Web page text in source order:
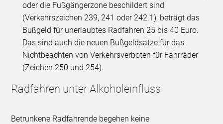
oder die Fußgängerzone beschildert sind
(Verkehrszeichen 239, 241 oder 242.1), beträgt das
Bußgeld für unerlaubtes Radfahren 25 bis 40 Euro.
Das sind auch die neuen Bußgeldsätze für das
Nichtbeachten von Verkehrsverboten für Fahrräder
(Zeichen 250 und 254).
Radfahren unter Alkoholeinfluss
Betrunkene Radfahrende begehen keine